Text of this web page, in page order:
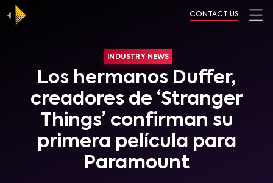
CONTACT US
INDUSTRY NEWS
Los hermanos Duffer,
creadores de ‘Stranger
Things’ confirman su
primera película para
Paramount